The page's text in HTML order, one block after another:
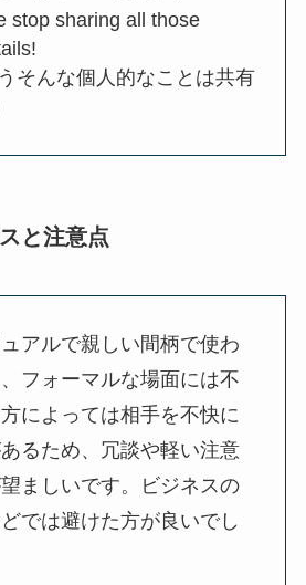
stop sharing all those
そんな個人的なことは共有
と注意点
アルで親しい間柄で使わ
フォーマルな場面には不
によっては相手を不快に
るため、冗談や軽い注意
ましいです。ビジネスの
では避けた方が良いでし